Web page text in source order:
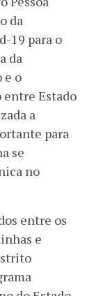
da
19 para o
da
e o
entre Estado
a
para
se
no
entre os
e